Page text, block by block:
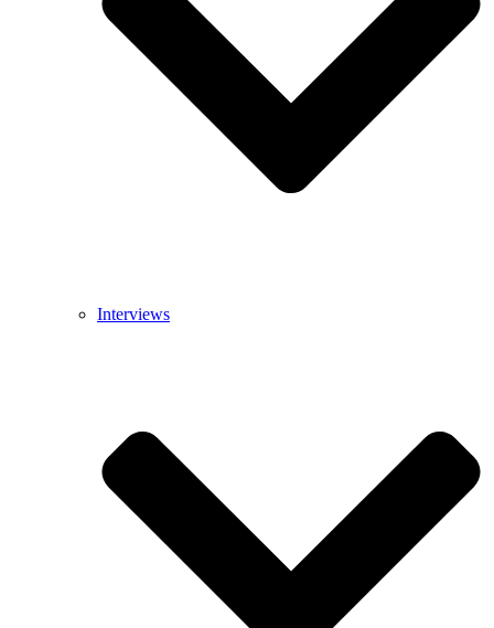
Interviews